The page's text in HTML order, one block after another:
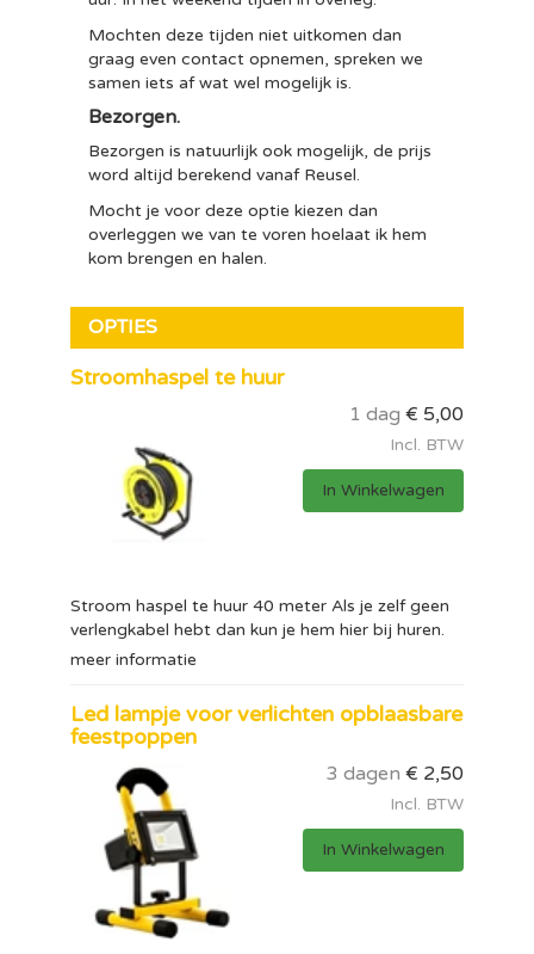
Mochten deze tijden niet uitkomen dan
graag even contact opnemen, spreken we
samen iets af wat wel mogelijk is.
Bezorgen.
Bezorgen is natuurlijk ook mogelijk, de prijs
word altijd berekend vanaf Reusel.
Mocht je voor deze optie kiezen dan
overleggen we van te voren hoelaat ik hem
kom brengen en halen.
OPTIES
Stroomhaspel te huur
1 dag € 5,00
Incl. BTW
In Winkelwagen
Stroom haspel te huur 40 meter Als je zelf geen
verlengkabel hebt dan kun je hem hier bij huren.
meer informatie
Led lampje voor verlichten opblaasbare
feestpoppen
3 dagen € 2,50
Incl. BTW
In Winkelwagen